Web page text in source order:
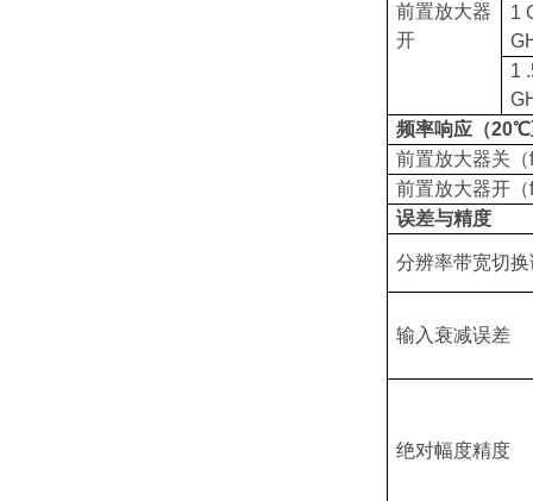
前置放大器
开
1
1
频率响应（20℃
前置放大器关
前置放大器开
误差与精度
分辨率带宽切
输入衰减误差
绝对幅度精度